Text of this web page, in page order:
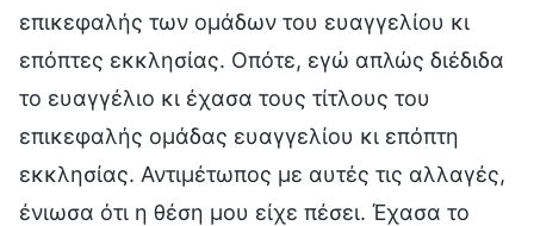
επικεφαλής των ομάδων του ευαγγελίου κι
επόπτες εκκλησίας. Οπότε, εγώ απλώς διέδιδα
το ευαγγέλιο κι έχασα τους τίτλους του
επικεφαλής ομάδας ευαγγελίου κι επόπτη
εκκλησίας. Αντιμέτωπος με αυτές τις αλλαγές,
ένιωσα ότι η θέση μου είχε πέσει. Έχασα το